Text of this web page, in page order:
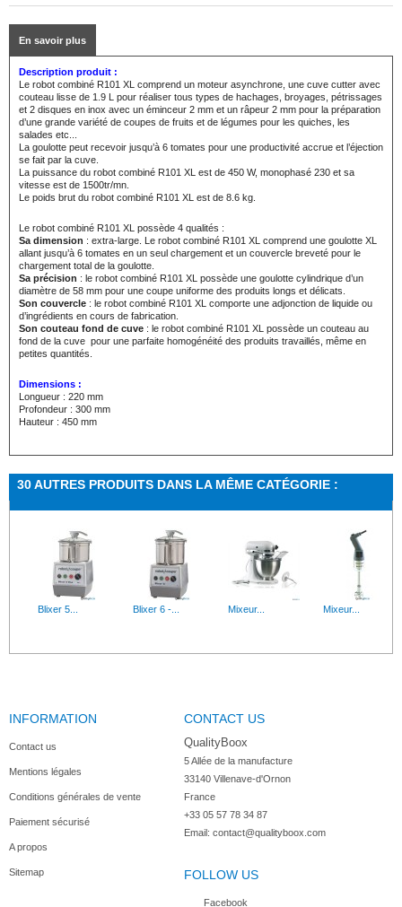
En savoir plus
Description produit :
Le robot combiné R101 XL comprend un moteur asynchrone, une cuve cutter avec
couteau lisse de 1.9 L pour réaliser tous types de hachages, broyages, pétrissages
et 2 disques en inox avec un éminceur 2 mm et un râpeur 2 mm pour la préparation
d’une grande variété de coupes de fruits et de légumes pour les quiches, les
salades etc...
La goulotte peut recevoir jusqu’à 6 tomates pour une productivité accrue et l’éjection
se fait par la cuve.
La puissance du robot combiné R101 XL est de 450 W, monophasé 230 et sa
vitesse est de 1500tr/mn.
Le poids brut du robot combiné R101 XL est de 8.6 kg.
Le robot combiné R101 XL possède 4 qualités :
Sa dimension : extra-large. Le robot combiné R101 XL comprend une goulotte XL
allant jusqu’à 6 tomates en un seul chargement et un couvercle breveté pour le
chargement total de la goulotte.
Sa précision : le robot combiné R101 XL possède une goulotte cylindrique d’un
diamètre de 58 mm pour une coupe uniforme des produits longs et délicats.
Son couvercle : le robot combiné R101 XL comporte une adjonction de liquide ou
d’ingrédients en cours de fabrication.
Son couteau fond de cuve : le robot combiné R101 XL possède un couteau au
fond de la cuve pour une parfaite homogénéité des produits travaillés, même en
petites quantités.
Dimensions :
Longueur : 220 mm
Profondeur : 300 mm
Hauteur : 450 mm
30 AUTRES PRODUITS DANS LA MÊME CATÉGORIE :
Blixer 5... Blixer 6 -... Mixeur... Mixeur...
Mixeur... Centrifugeu... Blenders...
Robot... Rabot pour...
INFORMATION
Contact us
Mentions légales
Conditions générales de vente
Paiement sécurisé
A propos
Sitemap
CONTACT US
QualityBoox
5 Allée de la manufacture
33140 Villenave-d'Ornon
France
+33 05 57 78 34 87
Email: contact@qualityboox.com
FOLLOW US
Facebook